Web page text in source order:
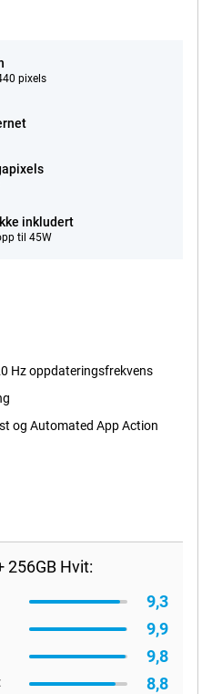
pixels
inkludert
til 45W
Hz oppdateringsfrekvens
og Automated App Action
256GB Hvit:
9,3
9,9
9,8
8,8